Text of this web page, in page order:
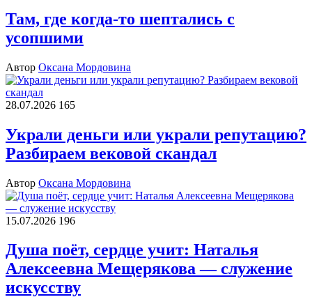
Там, где когда-то шептались с
усопшими
Автор Оксана Мордовина
28.07.2026 165
Украли деньги или украли репутацию?
Разбираем вековой скандал
Автор Оксана Мордовина
15.07.2026 196
Душа поёт, сердце учит: Наталья
Алексеевна Мещерякова — служение
искусству